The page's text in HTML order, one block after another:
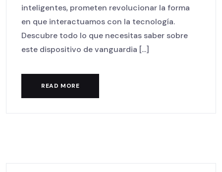
inteligentes, prometen revolucionar la forma
en que interactuamos con la tecnología.
Descubre todo lo que necesitas saber sobre
este dispositivo de vanguardia [...]
READ MORE